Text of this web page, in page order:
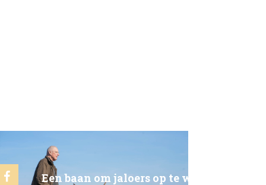
Een baan om jaloers op te worden